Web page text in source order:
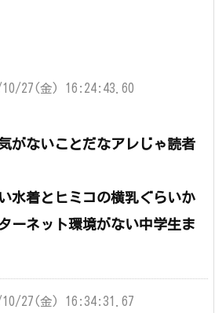
10/27(金) 16:24:43.60
がないことだなアレじゃ読者
水着とヒミコの横乳ぐらいか
ーネット環境がない中学生ま
10/27(金) 16:34:31.67